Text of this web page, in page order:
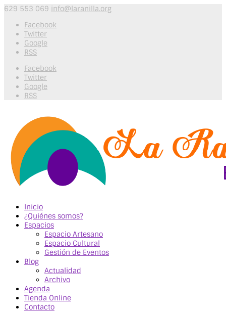
629 553 069 info@laranilla.org
Facebook
Twitter
Google
RSS
Facebook
Twitter
Google
RSS
Inicio
¿Quiénes somos?
Espacios
Espacio Artesano
Espacio Cultural
Gestión de Eventos
Blog
Actualidad
Archivo
Agenda
Tienda Online
Contacto